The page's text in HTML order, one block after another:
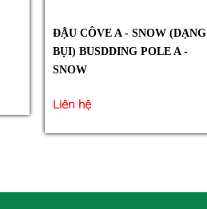
ĐẬU CÔVE A - SNOW (DẠNG
BỤI) BUSDDING POLE A -
SNOW
Liên hệ